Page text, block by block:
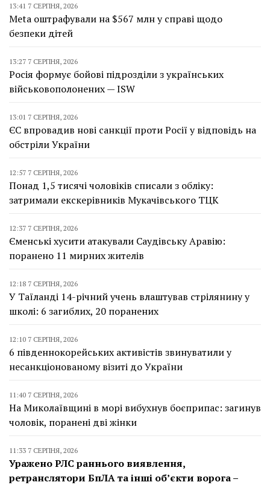
13:41 7 СЕРПНЯ, 2026
Meta оштрафували на $567 млн у справі щодо
безпеки дітей
13:27 7 СЕРПНЯ, 2026
Росія формує бойові підрозділи з українських
військовополонених — ISW
13:01 7 СЕРПНЯ, 2026
ЄС впровадив нові санкції проти Росії у відповідь на
обстріли України
12:57 7 СЕРПНЯ, 2026
Понад 1,5 тисячі чоловіків списали з обліку:
затримали екскерівників Мукачівського ТЦК
12:37 7 СЕРПНЯ, 2026
Єменські хусити атакували Саудівську Аравію:
поранено 11 мирних жителів
12:18 7 СЕРПНЯ, 2026
У Таїланді 14-річний учень влаштував стрілянину у
школі: 6 загиблих, 20 поранених
12:10 7 СЕРПНЯ, 2026
6 південнокорейських активістів звинуватили у
несанкціонованому візиті до України
11:40 7 СЕРПНЯ, 2026
На Миколаївщині в морі вибухнув боєприпас: загинув
чоловік, поранені дві жінки
11:33 7 СЕРПНЯ, 2026
Уражено РЛС раннього виявлення,
ретранслятори БпЛА та інші об’єкти ворога –